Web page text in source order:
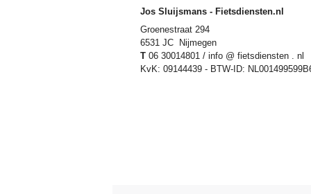
Jos Sluijsmans - Fietsdiensten.nl
Groenestraat 294
6531 JC Nijmegen
T 06 30014801 / info @ fietsdiensten . nl
KvK: 09144439 - BTW-ID: